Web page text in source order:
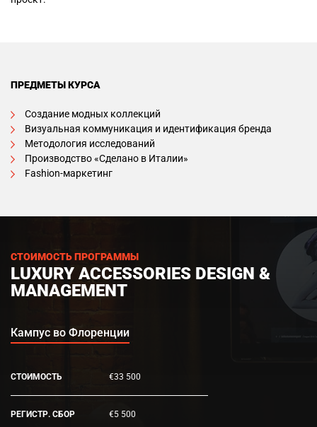
ПРЕДМЕТЫ КУРСА
Создание модных коллекций
Визуальная коммуникация и идентификация бренда
Методология исследований
Производство «Сделано в Италии»
Fashion-маркетинг
СТОИМОСТЬ ПРОГРАММЫ
LUXURY ACCESSORIES DESIGN &
MANAGEMENT
Кампус во Флоренции
СТОИМОСТЬ
РЕГИСТР. СБОР
€33 500
€5 500